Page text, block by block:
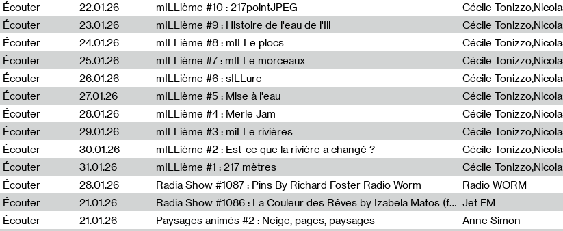
Écouter
22.01.26 mILLième #10 : 217pointJPEG
Écouter
23.01.26 mILLième #9 : Histoire de l'eau de l'Ill
Écouter
24.01.26 mILLième #8 : mILLe plocs
Écouter
25.01.26 mILLième #7 : mILLe morceaux
Écouter
26.01.26 mILLième #6 : sILLure
Écouter
27.01.26 mILLième #5 : Mise à l'eau
Écouter
28.01.26 mILLième #4 : Merle Jam
Écouter
29.01.26 mILLième #3 : miLLe rivières
Écouter
30.01.26 mILLième #2 : Est-ce que la rivière a changé ?
Écouter
31.01.26 mILLième #1 : 217 mètres
Écouter
28.01.26 Radia Show #1087 : Pins By Richard Foster Radio Worm Radio WORM
Écouter
21.01.26 Radia Show #1086 : La Couleur des Rêves by Izabela Matos (for Jet FM) Jet FM
Écouter
21.01.26 Paysages animés #2 : Neige, pages, paysages Anne Simon